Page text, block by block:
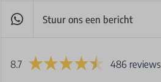
Stuur ons een bericht
8.7 486 reviews